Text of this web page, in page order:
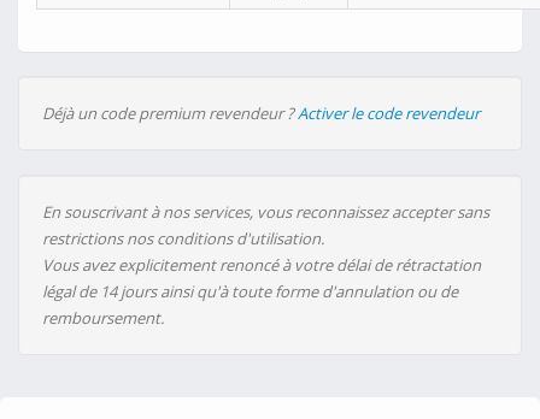
Déjà un code premium revendeur ?Activer le code revendeur
En souscrivant à nos services, vous reconnaissez accepter sans
restrictions nos conditions d'utilisation.
Vous avez explicitement renoncé à votre délai de rétractation
légal de 14 jours ainsi qu'à toute forme d'annulation ou de
remboursement.